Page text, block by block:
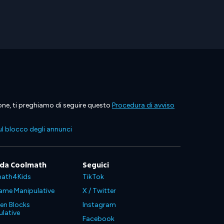
ti preghiamo di seguire questo Procedura di avviso
blocco degli annunci
Coolmath
Manipulative
Blocks
Seguici
TikTok
X / Twitter
Instagram
Facebook